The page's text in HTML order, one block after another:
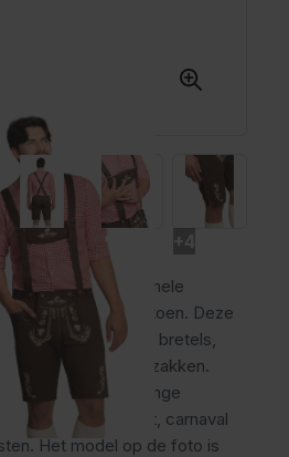
is een traditionele
comfortabel katoen. Deze
heeft verstelbare bretels,
en praktische zakken.
en ideaal voor lange
het Oktoberfest, carnaval
Het model op de foto is